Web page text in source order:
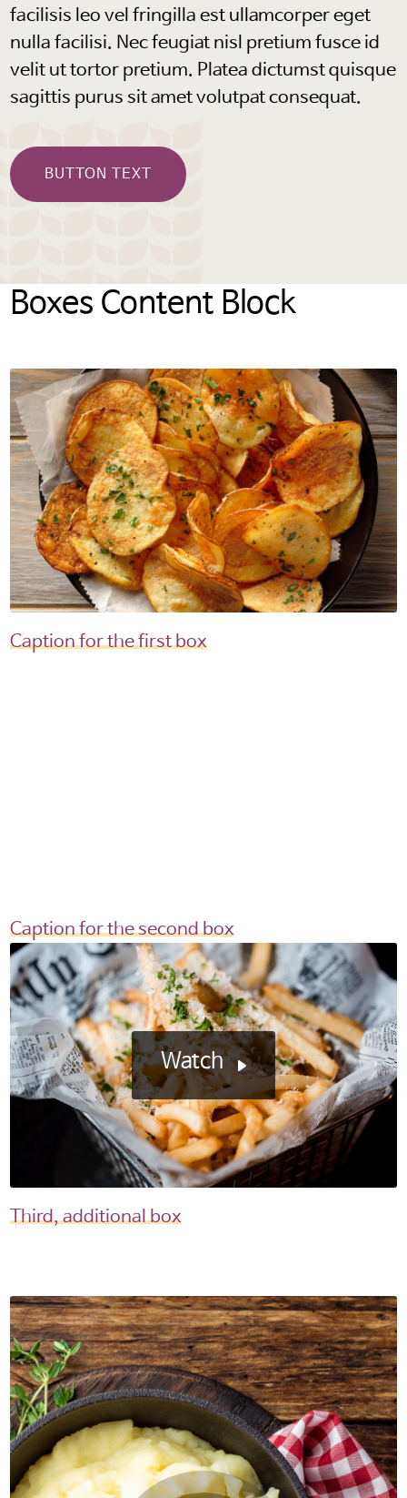
참고: 타사에서 관리하는 웹사이트
링크를 클릭했으며 미국 감자협회
한국지사 웹사이트를 나가려고
합니다. 이 외부링크는 제3자
웹사이트, 회사 또는 단체의 소유로
미국 감자협회는 연결된 링크
내용의 사실과 본질에 대한 책임을
facilisis leo vel fringilla est ullamcorper eget
nulla facilisi. Nec feugiat nisl pretium fusce id
velit ut tortor pretium. Platea dictumst quisque
sagittis purus sit amet volutpat consequat.
BUTTON TEXT
Boxes Content Block
Caption for the first box
Caption for the second box
Watch
Third, additional box